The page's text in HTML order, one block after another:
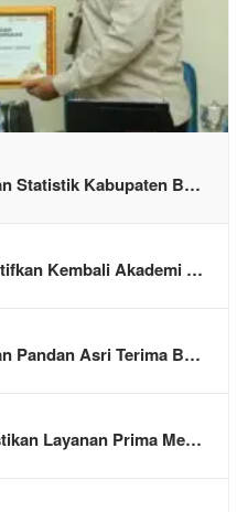
Statistik Kabupaten B…
Kembali Akademi …
Pandan Asri Terima B…
Layanan Prima Me…